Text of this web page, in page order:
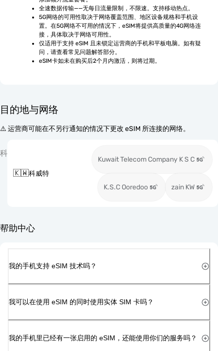
全速数据传输——无每日流量限制，不限速。支持移动热点。
5G网络的可用性取决于网络覆盖范围、地区设备规格和手机设
置。在5G网络不可用的情况下，eSIM将提供高质量的4G网络连
接，具体取决于网络可用性。
仅适用于支持 eSIM 且未锁定运营商的手机和平板电脑。如有疑
问，请查看常见问题解答部分。
eSIM卡如未在购买后2个月内激活，则将过期。
目的地与网络
⚠️ 运营商可能在不另行通知的情况下更改 eSIM 所连接的网络。
科
🇰🇼科威特
Kuwait Telecom Company K S C
K.S.C Ooredoo zain KW
帮助中心
我的手机支持 eSIM 技术吗？
我可以在使用 eSIM 的同时使用实体 SIM 卡吗？
我的手机里已经有一张启用的 eSIM，还能使用你们的服务吗？